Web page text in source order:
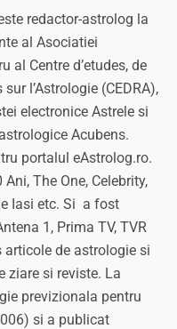
redactor-astrolog la
al Asociatiei
al Centre d’etudes, de
l’Astrologie (CEDRA),
electronice Astrele si
Acubens.
portalul eAstrolog.ro.
The One, Celebrity,
Iasi etc. Si a fost
1, Prima TV, TVR
articole de astrologie si
ziare si reviste. La
previzionala pentru
si a publicat